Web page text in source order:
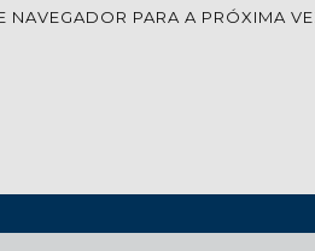
NAVEGADOR PARA A PRÓXIMA